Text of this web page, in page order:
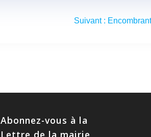
Suivant : Article
Abonnez-vous à la
Lettre de la mairie